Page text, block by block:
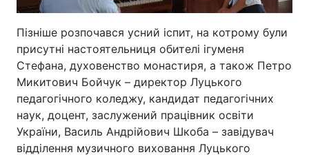
Пізніше розпочався усний іспит, на котрому були
присутні настоятельниця обителі ігуменя
Стефана, духовенство монастиря, а також Петро
Микитович Бойчук – директор Луцького
педагогічного коледжу, кандидат педагогічних
наук, доцент, заслужений працівник освіти
України, Василь Андрійович Шкоба – завідувач
відділення музичного виховання Луцького